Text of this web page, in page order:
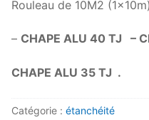
Rouleau de 10M2
– CHAPE ALU 40 TJ –
CHAPE ALU 35 TJ .
Catégorie : étanchéité